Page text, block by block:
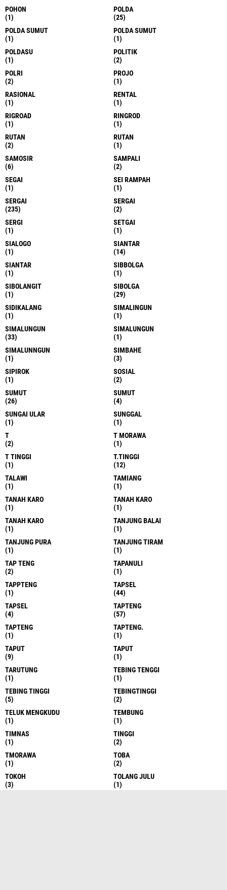
PADANG SIDIMPUAN
(1)
PADANGLAWAS
(1)
PAHLLAWAN
(1)
PAKKAT
(1)
PALAS
(7)
PANCUR BATU
(2)
PANDA
(1)
PANDAN
(1)
PAPUA
(1)
PASAMAN
(1)
PELAYANAN
(1)
PEMATANG SIANTAR
(5)
PEMATANGSIANTAR
(1)
PEMILU
(1)
PERBAUNGAN
(1)
PERCUT
(1)
PERCUT SEI TUAN
(1)
PESANTREN
(1)
PGRI
(1)
PILPRES
(1)
POHON
(1)
POLDA
(25)
POLDA SUMUT
(1)
POLDA SUMUT
(1)
POLDASU
(1)
POLITIK
(2)
POLRI
(2)
PROJO
(1)
RASIONAL
(1)
RENTAL
(1)
RIGROAD
(1)
RINGROD
(1)
RUTAN
(2)
RUTAN
(1)
SAMOSIR
(6)
SAMPALI
(2)
SEGAI
(1)
SEI RAMPAH
(1)
SERGAI
(235)
SERGAI
(2)
SERGI
(1)
SETGAI
(1)
SIALOGO
(1)
SIANTAR
(14)
SIANTAR
(1)
SIBBOLGA
(1)
SIBOLANGIT
(1)
SIBOLGA
(29)
SIDIKALANG
(1)
SIMALINGUN
(1)
SIMALUNGUN
(33)
SIMALUNGUN
(1)
SIMALUNNGUN
(1)
SIMBAHE
(3)
SIPIROK
(1)
SOSIAL
(2)
SUMUT
(26)
SUMUT
(4)
SUNGAI ULAR
(1)
SUNGGAL
(1)
T
(2)
T MORAWA
(1)
T TINGGI
(1)
T.TINGGI
(12)
TALAWI
(1)
TAMIANG
(1)
TANAH KARO
(1)
TANAH KARO
(1)
TANAH KARO
(1)
TANJUNG BALAI
(1)
TANJUNG PURA
(1)
TANJUNG TIRAM
(1)
TAP TENG
(2)
TAPANULI
(1)